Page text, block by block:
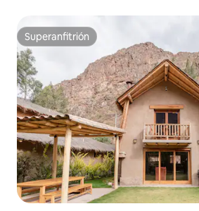
Superanfitrión
Superanfitrión